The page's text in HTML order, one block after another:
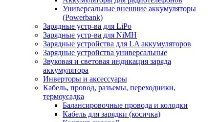
Универсальные внешние аккумуляторы
(Powerbank)
Зарядные устр-ва для LiPo
Зарядные устр-ва для NiMH
Зарядные устройства для LA аккумуляторов
Зарядные устройства универсальные
Звуковая и световая индикация заряда
аккумулятора
Инверторы и аксессуары
Кабель, провод, разъемы, переходники,
термоусадка
Балансировочные провода и колодки
Кабель для зарядки (косичка)